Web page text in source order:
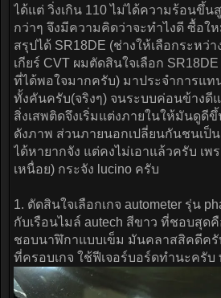
ได้แต่ วิ่งเกิน 110 ไม่ได้ความร้อนขึ้น
กว่าๆ จึงมีความคิดว่าจะทำไงดี ซื้อใ
สรุปได้ SR18DE (ช่างให้เลือกระหว่
เกียร์ CVT ผมตัดสินใจเลือก
ที่ได้พอใจมากครับ) มาประจำการแ
ทั้งคันครับ(จริงๆ) จนระบบค่อนข้างดี
สิ่งเสพติดจึงเริ่มแต่งภายในให้มันดูดี
ดังภาพ ส่วนภายนอกเปลี่ยนกันชนเป็
ได้หายากจัง แต่คงไม่เอาแล้วครับ เพ
เหนื่อย) กระจัง lucino ครับ
1. ตัดสินใจเลือกเกจ autometer รุ่น
กับเรือนไมล์ autech สีขาว ที่ชอบสุด
ชอบนาฬิกาแบบเข็ม มันคลาสสิคดีครั
ที่ครอบเกจ ใช้ฟีเจอร์บอร์ดทำนะครับ